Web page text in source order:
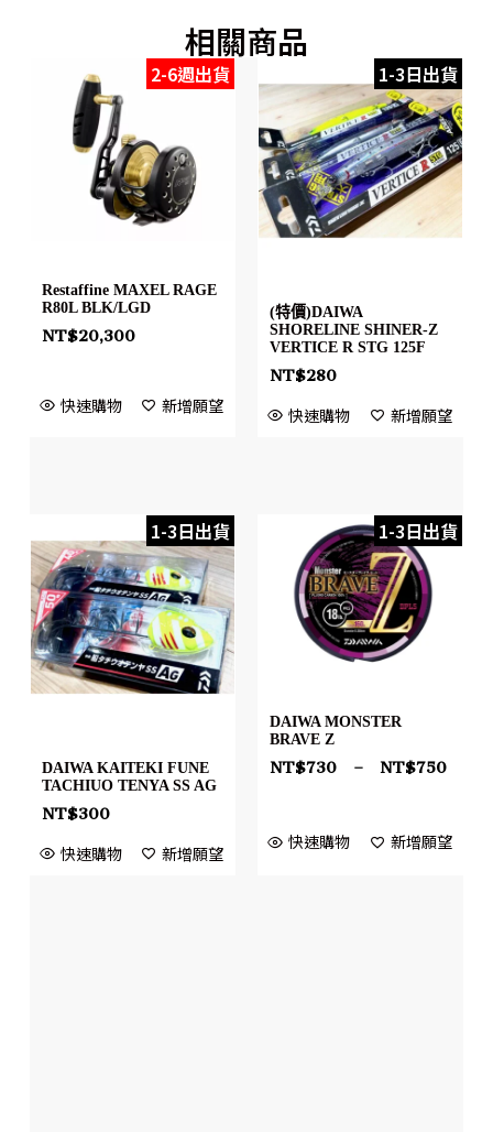
相關商品
2-6週出貨
Restaffine MAXEL RAGE
R80L BLK/LGD
NT$20,300
快速購物 新增願望
1-3日出貨
(特價)DAIWA
SHORELINE SHINER-Z
VERTICE R STG 125F
NT$280
快速購物 新增願望
1-3日出貨
DAIWA KAITEKI FUNE
TACHIUO TENYA SS AG
NT$300
快速購物 新增願望
1-3日出貨
DAIWA MONSTER
BRAVE Z
NT$730 – NT$750
快速購物 新增願望